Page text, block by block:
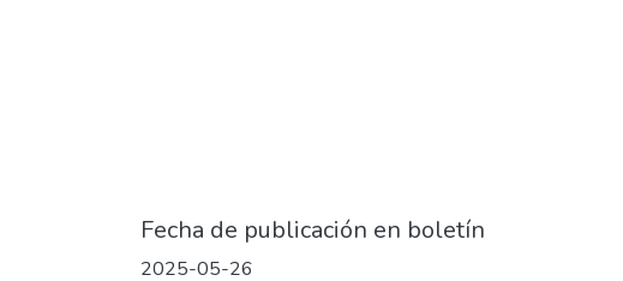
Fecha de publicación en boletín
2025-05-26